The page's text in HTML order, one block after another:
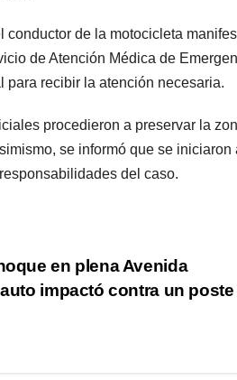
conductor de la motocicleta
de Atención Médica de
para recibir la atención necesaria.
procedieron a preservar la
se informó que se
del caso.
en plena Avenida
impactó contra un poste